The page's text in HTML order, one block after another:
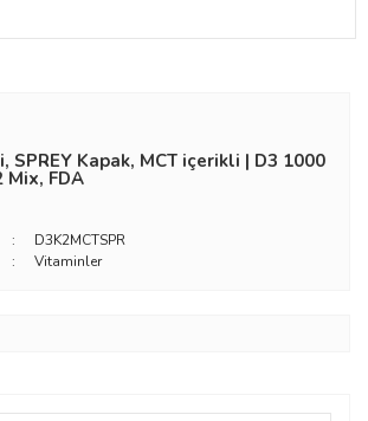
SPREY Kapak, MCT içerikli | D3 1000
Mix, FDA
D3K2MCTSPR
Vitaminler